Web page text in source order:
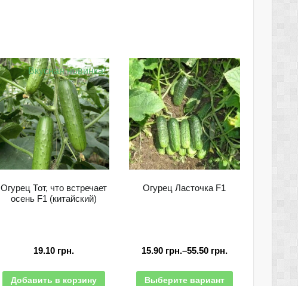
Вкусная новинка!
Огурец Тот, что встречает
осень F1 (китайский)
19.10 грн.
Добавить в корзину
Огурец Ласточка F1
15.90 грн.–55.50 грн.
Выберите вариант